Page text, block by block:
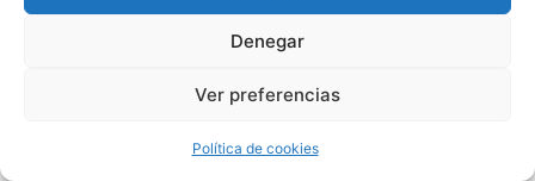
Denegar
Ver preferencias
Política de cookies
Industrial Light and Magic (ILM)